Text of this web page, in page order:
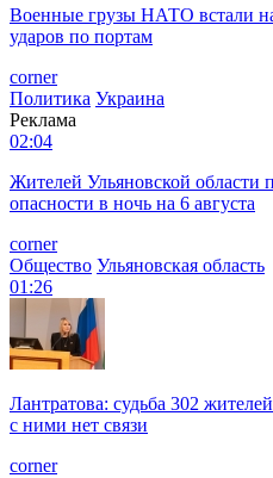
Военные грузы НАТО встали
ударов по портам
corner
Политика Украина
Реклама
02:04
Жителей Ульяновской области
опасности в ночь на 6 августа
corner
Общество Ульяновская область
01:26
Лантратова: судьба 302
с ними нет связи
corner